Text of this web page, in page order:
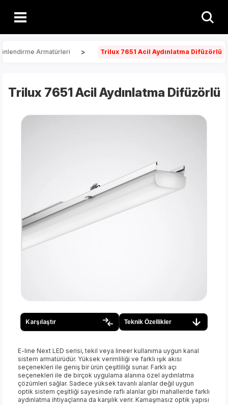
Armatürleri > Trilux 7651 Acil Aydınlatma Difüzörlü
Trilux 7651 Acil Aydınlatma Difüzörlü
Karşılaştır Teknik Özellikler
E-line Next LED serisi, tekil veya lineer kullanıma uygun kanal
sistem armatürüdür. Yüksek verimliliği ve farklı ışık akısı
seçenekleri ile geniş bir ürün çeşitliliği sunar. Farklı açı
seçenekleri ile de birçok uygulama alanına özel aydınlatma
çözümleri sağlar. Sadece yüksek tavanlı alanlar değil uygun
optik sistem çeşitliği sayesinde raflı alanlar gibi mahallerde farklı
aydınlatma ihtiyaçlarına da karşılık verir. Kamaşmasız optik yapısı